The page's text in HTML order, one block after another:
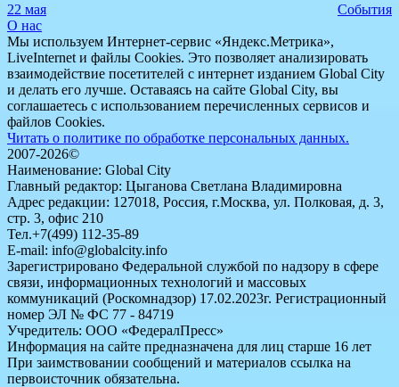
22 мая
События
О нас
Мы используем Интернет-сервис «Яндекс.Метрика»,
LiveInternet и файлы Cookies. Это позволяет анализировать
взаимодействие посетителей с интернет изданием Global City
и делать его лучше. Оставаясь на сайте Global City, вы
соглашаетесь с использованием перечисленных сервисов и
файлов Cookies.
Читать о политике по обработке персональных данных.
2007-2026©
Наименование: Global City
Главный редактор: Цыганова Светлана Владимировна
Адрес редакции: 127018, Россия, г.Москва, ул. Полковая, д. 3,
стр. 3, офис 210
Тел.+7(499) 112-35-89
E-mail: info@globalcity.info
Зарегистрировано Федеральной службой по надзору в сфере
связи, информационных технологий и массовых
коммуникаций (Роскомнадзор) 17.02.2023г. Регистрационный
номер ЭЛ № ФС 77 - 84719
Учредитель: ООО «ФедералПресс»
Информация на сайте предназначена для лиц старше 16 лет
При заимствовании сообщений и материалов ссылка на
первоисточник обязательна.